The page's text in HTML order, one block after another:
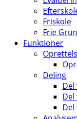
Friskole
Frie
Funktioner
Deling
Del
Del
Del